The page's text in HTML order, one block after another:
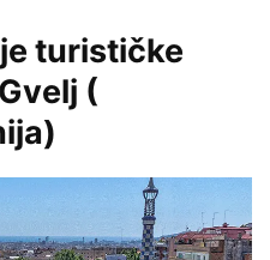
turističke
(